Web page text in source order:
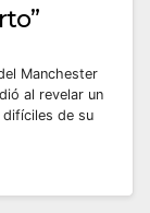
Manchester
al revelar un
de su